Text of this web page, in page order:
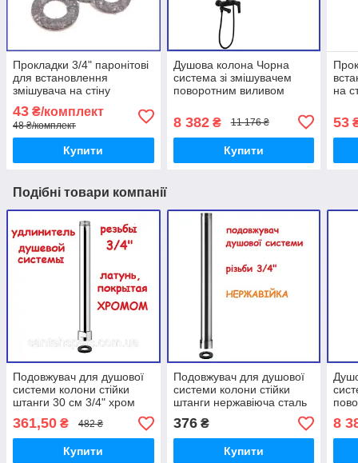
Прокладки 3/4" паронітові
для встановлення
змішувача на стіну
43 ₴/комплект
48 ₴/комплект
Купити
Душова колона Чорна
система зі змішувачем
поворотним виливом
MILANO 003-J Black
8 382₴ 11 176 ₴
Купити
на
53
Подібні товари компанії
Подовжувач для душової
системи колони стійки
штанги 30 см 3/4" хром
361,50 ₴ 482 ₴
Купити
Подовжувач для душової
системи колони стійки
штанги нержавіюча сталь
3/4" завдовжки 30 см
ZERIX LR77505 SUS304
376₴
Купити
8